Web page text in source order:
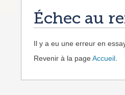
Échec au
Il y a eu une erreur en
Revenir à la pageAccueil